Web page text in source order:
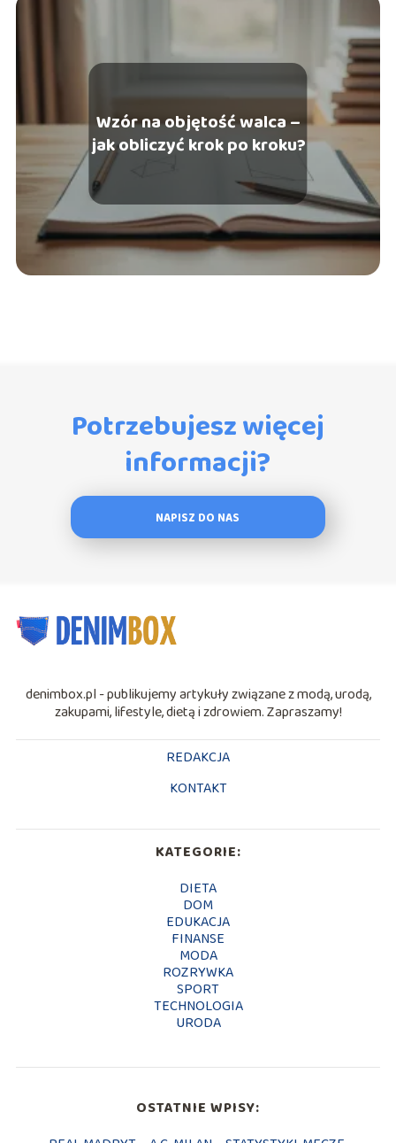
Wzór na objętość walca –
jak obliczyć krok po kroku?
Potrzebujesz więcej
informacji?
NAPISZ DO NAS
denimbox.pl - publikujemy artykuły związane z modą, urodą,
zakupami, lifestyle, dietą i zdrowiem. Zapraszamy!
REDAKCJA
KONTAKT
KATEGORIE:
DIETA
DOM
EDUKACJA
FINANSE
MODA
ROZRYWKA
SPORT
TECHNOLOGIA
URODA
OSTATNIE WPISY: